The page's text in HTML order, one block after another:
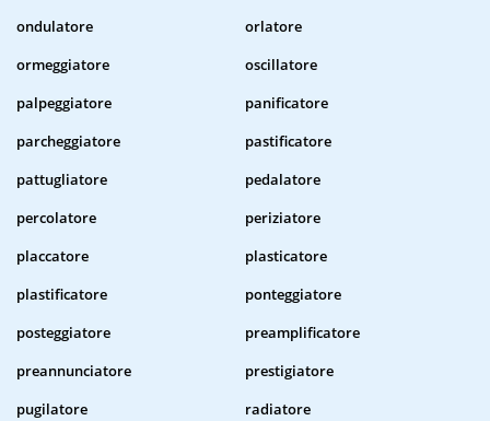
ondulatore
orlatore
ormeggiatore
oscillatore
palpeggiatore
panificatore
parcheggiatore
pastificatore
pattugliatore
pedalatore
percolatore
periziatore
placcatore
plasticatore
plastificatore
ponteggiatore
posteggiatore
preamplificatore
preannunciatore
prestigiatore
pugilatore
radiatore